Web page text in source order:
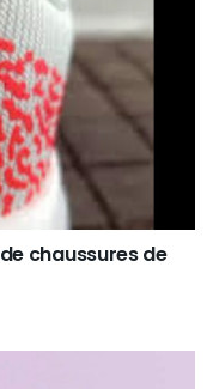
chaussures de